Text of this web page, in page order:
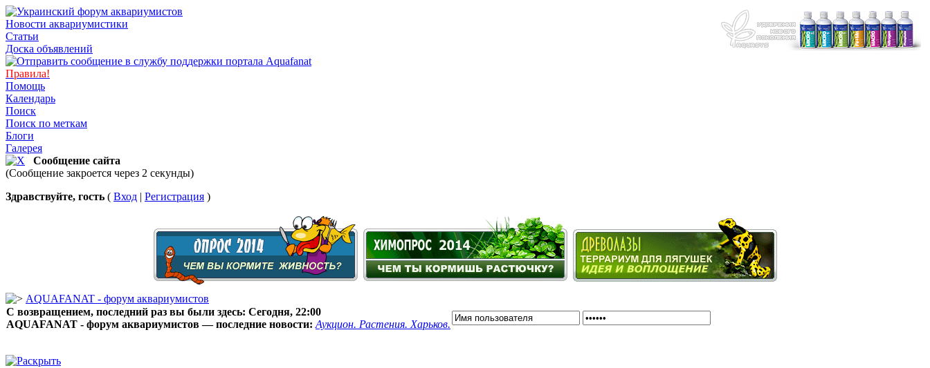
Новости аквариумистики
Статьи
Доска объявлений
Правила!
Помощь
Календарь
Поиск
Поиск по меткам
Блоги
Галерея
Сообщение сайта
(Сообщение закроется через 2 секунды)
Здравствуйте, гость ( Вход | Регистрация )
AQUAFANAT - форум аквариумистов
С возвращением, последний раз вы были здесь: Сегодня, 22:00
AQUAFANAT - форум аквариумистов — последние новости: Аукцион. Растения. Харьков.